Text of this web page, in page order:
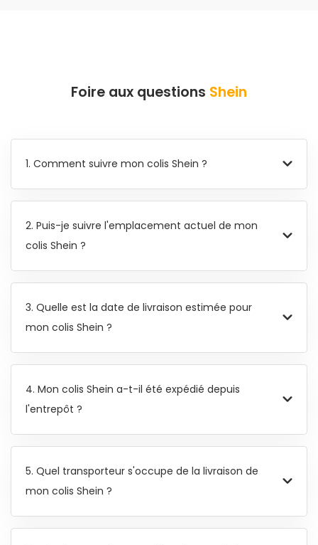
Foire aux questions Shein
1. Comment suivre mon colis Shein ?
2. Puis-je suivre l'emplacement actuel de mon
colis Shein ?
3. Quelle est la date de livraison estimée pour
mon colis Shein ?
4. Mon colis Shein a-t-il été expédié depuis
l'entrepôt ?
5. Quel transporteur s'occupe de la livraison de
mon colis Shein ?